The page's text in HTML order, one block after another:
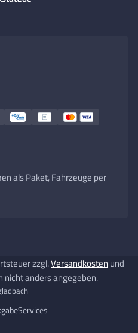
als Paket, Fahrzeuge per
zzgl.Versandkosten und
nicht anders angegeben.
Services